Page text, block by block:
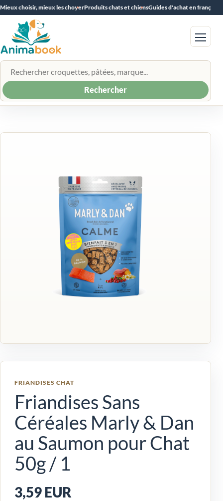
Mieux choisir, mieux les choyerProduits chats et chiensGuides d'achat en français
Rechercher un produit
Rechercher
Menu
FRIANDISES CHAT
Friandises Sans
Céréales Marly & Dan
au Saumon pour Chat
50g / 1
3,59 EUR